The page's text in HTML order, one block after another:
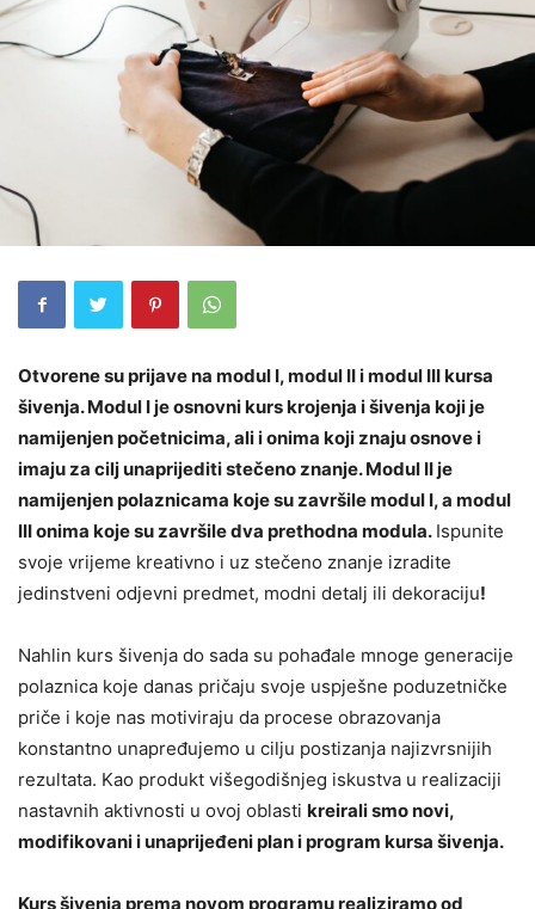
Otvorene su prijave na modul I, modul II i modul III kursa
šivenja. Modul I je osnovni kurs krojenja i šivenja koji je
namijenjen početnicima, ali i onima koji znaju osnove i
imaju za cilj unaprijediti stečeno znanje. Modul II je
namijenjen polaznicama koje su završile modul I, a modul
III onima koje su završile dva prethodna modula. Ispunite
svoje vrijeme kreativno i uz stečeno znanje izradite
jedinstveni odjevni predmet, modni detalj ili dekoraciju!
Nahlin kurs šivenja do sada su pohađale mnoge generacije
polaznica koje danas pričaju svoje uspješne poduzetničke
priče i koje nas motiviraju da procese obrazovanja
konstantno unapređujemo u cilju postizanja najizvrsnijih
rezultata. Kao produkt višegodišnjeg iskustva u realizaciji
nastavnih aktivnosti u ovoj oblasti kreirali smo novi,
modifikovani i unaprijeđeni plan i program kursa šivenja.
Kurs šivenja prema novom programu realiziramo od